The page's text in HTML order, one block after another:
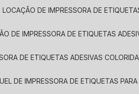
LOCAÇÃO DE IMPRESSORA DE
DE IMPRESSORA DE ETIQUETAS
DE ETIQUETAS ADESIVAS
DE IMPRESSORA DE ETIQUETAS